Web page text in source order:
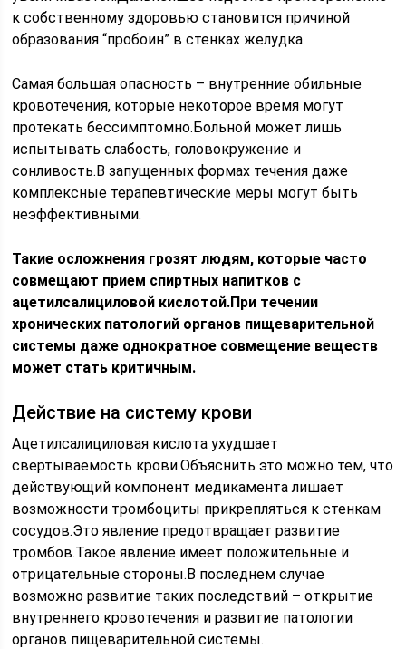
к собственному здоровью становится причиной
образования “пробоин” в стенках желудка.
Самая большая опасность – внутренние обильные
кровотечения, которые некоторое время могут
протекать бессимптомно.Больной может лишь
испытывать слабость, головокружение и
сонливость.В запущенных формах течения даже
комплексные терапевтические меры могут быть
неэффективными.
Такие осложнения грозят людям, которые часто
совмещают прием спиртных напитков с
ацетилсалициловой кислотой.При течении
хронических патологий органов пищеварительной
системы даже однократное совмещение веществ
может стать критичным.
Действие на систему крови
Ацетилсалициловая кислота ухудшает
свертываемость крови.Объяснить это можно тем, что
действующий компонент медикамента лишает
возможности тромбоциты прикрепляться к стенкам
сосудов.Это явление предотвращает развитие
тромбов.Такое явление имеет положительные и
отрицательные стороны.В последнем случае
возможно развитие таких последствий – открытие
внутреннего кровотечения и развитие патологии
органов пищеварительной системы.